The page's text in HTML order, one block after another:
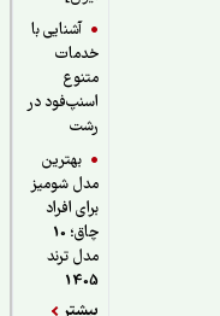
آشنایی با
خدمات
اسنپ‌فود در
بهترین
مدل شومیز
برای افراد
چاق؛ 10
مدل ترند